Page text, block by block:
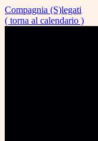
Compagnia (S)legati
( torna al calendario )